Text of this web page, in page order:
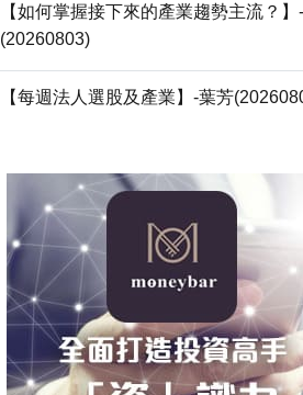
【如何掌握接下來的產業趨勢主流？】
(20260803)
【每週法人選股及產業】-葉芳